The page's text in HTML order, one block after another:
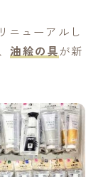
・実験をしな
こと…
ニューアルし
油絵の具が新